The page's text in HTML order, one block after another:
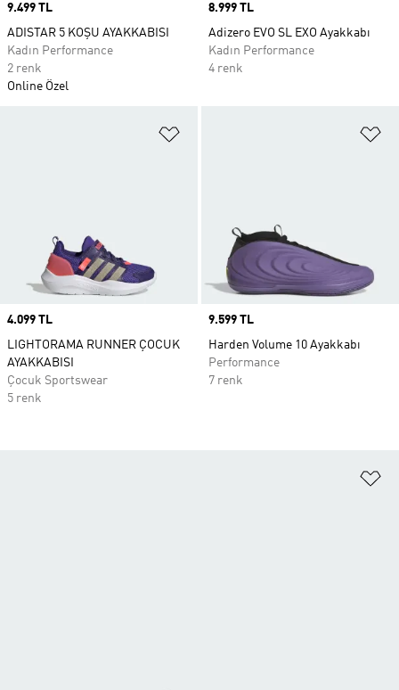
Price
9.499 TL
ADISTAR 5 KOŞU AYAKKABISI
Kadın Performance
2 renk
Online Özel
Price
8.999 TL
Adizero EVO SL EXO Ayakkabı
Kadın Performance
4 renk
Price
4.099 TL
LIGHTORAMA RUNNER ÇOCUK
AYAKKABISI
Çocuk Sportswear
5 renk
Price
9.599 TL
Harden Volume 10 Ayakkabı
Performance
7 renk